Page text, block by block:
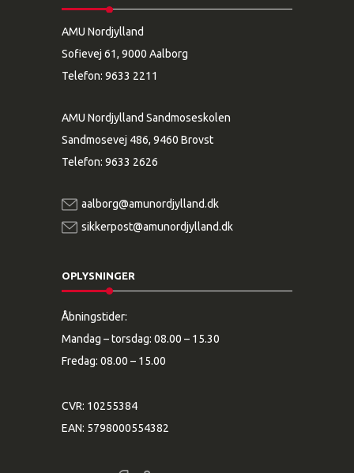
AMU Nordjylland
Sofievej 61, 9000 Aalborg
Telefon: 9633 2211
AMU Nordjylland Sandmoseskolen
Sandmosevej 486, 9460 Brovst
Telefon: 9633 2626
aalborg@amunordjylland.dk
sikkerpost@amunordjylland.dk
OPLYSNINGER
Åbningstider:
Mandag – torsdag: 08.00 – 15.30
Fredag: 08.00 – 15.00
CVR: 10255384
EAN: 5798000554382